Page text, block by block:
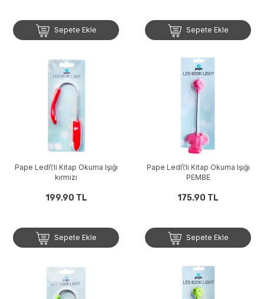
Sepete Ekle Sepete Ekle
Pape Ledl\'li Kitap Okuma Işığı
kırmızı
199.90 TL
Sepete Ekle
Pape Ledl\'li Kitap Okuma Işığı
PEMBE
175.90 TL
Sepete Ekle